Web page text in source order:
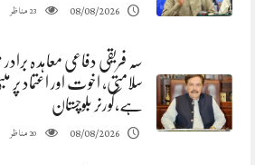
08/08/2026
23مناظر
سہ فریقی دفاعی معاہد ہ
سلامتی، اخوت اور اعتماد پر
ہے،گورنر بلوچستان
08/08/2026
20مناظر